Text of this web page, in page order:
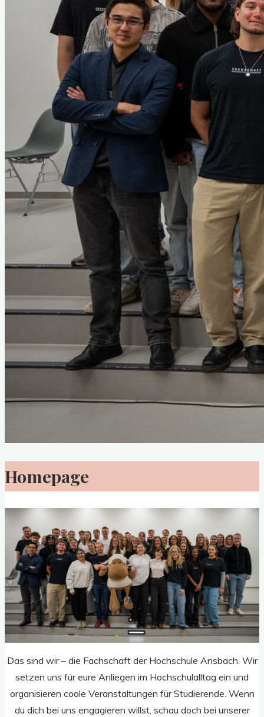
AG Hochschulpolitik
AG Internationalisierung
AG Kino
AG Merch
AG PR
AG Veranstaltungstechnik
AG Sponsoring
AG Sport
Hochschulpolitik
Arbeitskreise
Gremien
Kinoprogramm
Veranstaltungen
Hochschulsport
„How to“ Ansbach
Die Hochschule Ansbach
Die Stadt Ansbach
Jobben im Studium
Fachschaft HS Ansbach
Homepage
Das sind wir – die Fachschaft der Hochschule Ansbach. Wir
setzen uns für eure Anliegen im Hochschulalltag ein und
organisieren coole Veranstaltungen für Studierende. Wenn
du dich bei uns engagieren willst, schau doch bei unserer